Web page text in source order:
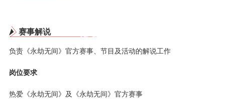
赛事解说
负责《永劫无间》官方赛事、节目及活动的解说工作
岗位要求
热爱《永劫无间》及《永劫无间》官方赛事